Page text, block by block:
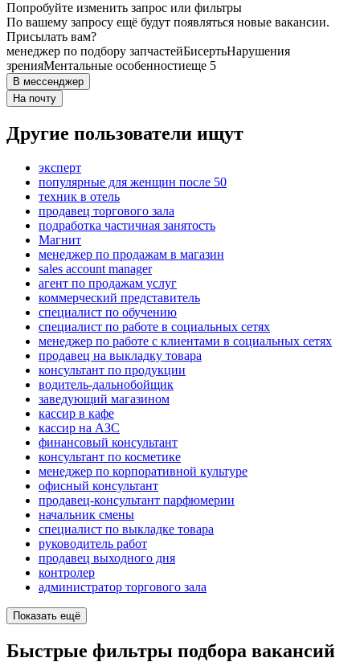
Попробуйте изменить запрос или фильтры
По вашему запросу ещё будут появляться новые вакансии.
Присылать вам?
менеджер по подбору запчастейБисертьНарушения
зренияМентальные особенностиеще 5
В мессенджер
На почту
Другие пользователи ищут
эксперт
популярные для женщин после 50
техник в отель
продавец торгового зала
подработка частичная занятость
Магнит
менеджер по продажам в магазин
sales account manager
агент по продажам услуг
коммерческий представитель
специалист по обучению
специалист по работе в социальных сетях
менеджер по работе с клиентами в социальных сетях
продавец на выкладку товара
консультант по продукции
водитель-дальнобойщик
заведующий магазином
кассир в кафе
кассир на АЗС
финансовый консультант
консультант по косметике
менеджер по корпоративной культуре
офисный консультант
продавец-консультант парфюмерии
начальник смены
специалист по выкладке товара
руководитель работ
продавец выходного дня
контролер
администратор торгового зала
Показать ещё
Быстрые фильтры подбора вакансий